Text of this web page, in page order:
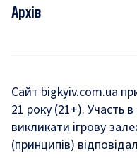
Архів
Комуналка
Хроніки війни
Сайт bigkyiv.com.ua
21 року (21+). Участь
викликати ігрову
(принципів)